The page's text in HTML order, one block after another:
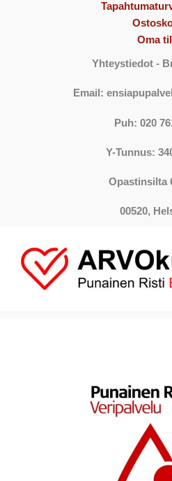
Oma
Yhteystiedot-
Email:
Puh: 020
Y-Tunnus:
Opastinsilta
00520,